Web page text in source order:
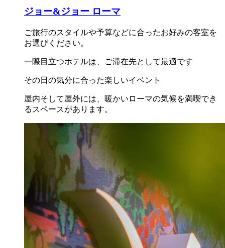
ジョー&ジョー ローマ
ご旅行のスタイルや予算などに合ったお好みの客室を
お選びください。
一際目立つホテルは、ご滞在先として最適です
その日の気分に合った楽しいイベント
屋内そして屋外には、暖かいローマの気候を満喫でき
るスペースがあります。